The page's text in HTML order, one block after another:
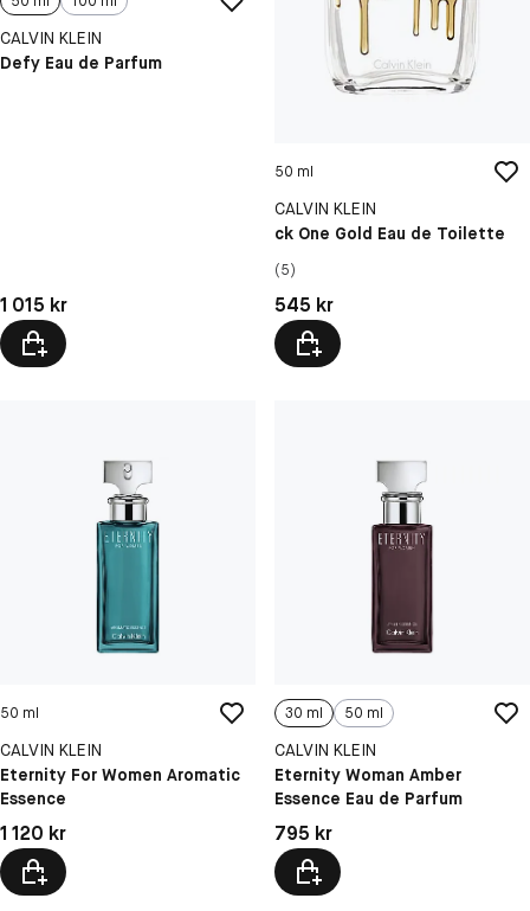
CALVIN KLEIN
Defy Eau de Parfum
Pris: 1 015 kr
1 015 kr
50 ml
CALVIN KLEIN
ck One Gold Eau de Toilette
(5)
Pris: 545 kr
545 kr
50 ml
CALVIN KLEIN
Eternity For Women Aromatic
Essence
Pris: 1 120 kr
1 120 kr
30 ml 50 ml
CALVIN KLEIN
Eternity Woman Amber
Essence Eau de Parfum
Pris: 795 kr
795 kr